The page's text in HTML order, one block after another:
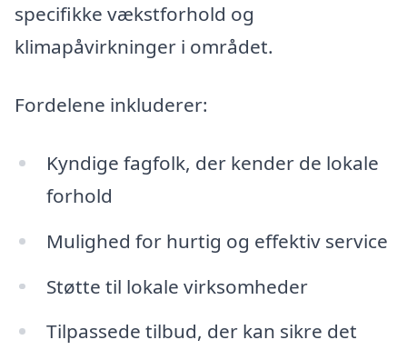
specifikke vækstforhold og
klimapåvirkninger i området.
Fordelene inkluderer:
Kyndige fagfolk, der kender de lokale
forhold
Mulighed for hurtig og effektiv service
Støtte til lokale virksomheder
Tilpassede tilbud, der kan sikre det